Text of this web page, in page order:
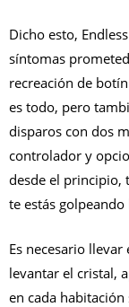
Dicho esto,
síntomas
recreación de
es todo, pero
disparos con dos
controlador y
desde el principio,
te estás
Es necesario
levantar el cristal,
en cada